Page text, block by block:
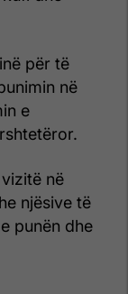
për të
në
e
në
njësive të
punën dhe